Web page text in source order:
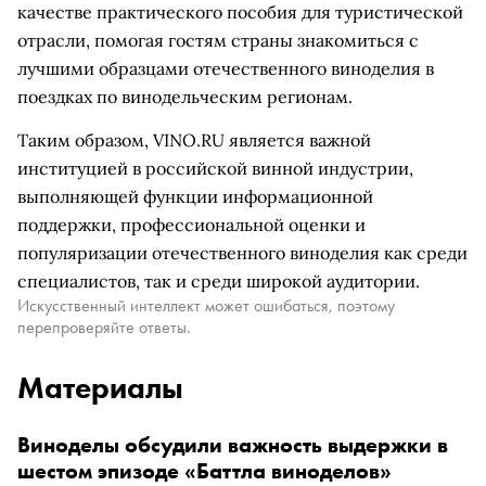
качестве практического пособия для туристической
отрасли, помогая гостям страны знакомиться с
лучшими образцами отечественного виноделия в
поездках по винодельческим регионам.
Таким образом, VINO.RU является важной
институцией в российской винной индустрии,
выполняющей функции информационной
поддержки, профессиональной оценки и
популяризации отечественного виноделия как среди
специалистов, так и среди широкой аудитории.
Искусственный интеллект может ошибаться, поэтому
перепроверяйте ответы.
Материалы
Виноделы обсудили важность выдержки в
шестом эпизоде «Баттла виноделов»